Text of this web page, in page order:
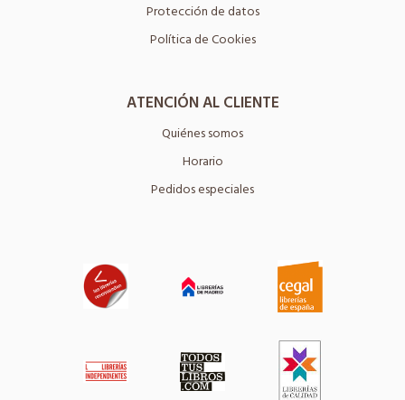
Protección de datos
Política de Cookies
ATENCIÓN AL CLIENTE
Quiénes somos
Horario
Pedidos especiales